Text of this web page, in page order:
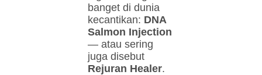
banget di dunia
kecantikan: DNA
Salmon Injection
— atau sering
juga disebut
Rejuran Healer.